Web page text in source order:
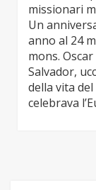
missionari
Un
anno al 24
mons.
Salvador,
della vita
celebrava